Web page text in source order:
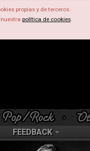
propias y de terceros.
política de cookies.
FEEDBACK